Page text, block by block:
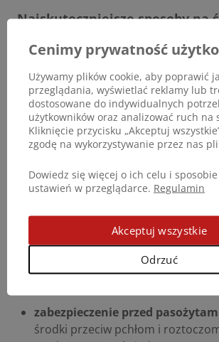
Najskuteczniejsze sposoby na
delikatna pielęgnacja– warto
preparaty o działaniu łagodzącym
np. żelCortiAdapt Gel, który
skóry oraz redukuje podrażnienia;
szamponowanie– mycie sierści
łagodnych kosmetyków, takich jak
delikatnie oczyszcza skórę, nie
suplementacja– dieta
tłuszczowe omega-3 oraz biotynę
elastyczność skóry i zmniejsza jej
zabezpieczenie przed
środki przeciw pchłom i
Cenimy prywatność
Używamy plików cookie, aby poprawić
przeglądania, wyświetlać reklamy lub
dostosowane do indywidualnych
użytkowników oraz analizować ruch na
Kliknięcie przycisku „Akceptuj
zgodę na wykorzystywanie przez nas
Dowiedz się więcej o ich celu i
ustawień w przeglądarce. Regulamin
Odrzuć
Akceptuj wszystkie